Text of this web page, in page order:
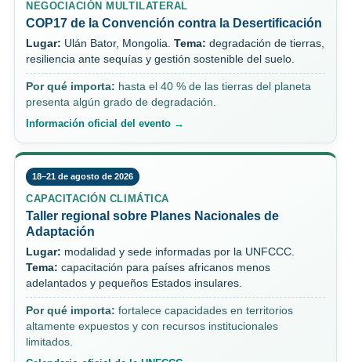
NEGOCIACIÓN MULTILATERAL
COP17 de la Convención contra la Desertificación
Lugar: Ulán Bator, Mongolia. Tema: degradación de tierras,
resiliencia ante sequías y gestión sostenible del suelo.
Por qué importa: hasta el 40 % de las tierras del planeta
presenta algún grado de degradación.
Información oficial del evento →
18–21 de agosto de 2026
CAPACITACIÓN CLIMÁTICA
Taller regional sobre Planes Nacionales de
Adaptación
Lugar: modalidad y sede informadas por la UNFCCC.
Tema: capacitación para países africanos menos
adelantados y pequeños Estados insulares.
Por qué importa: fortalece capacidades en territorios
altamente expuestos y con recursos institucionales
limitados.